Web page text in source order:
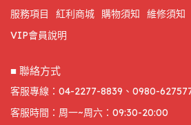
服務項目 紅利商城 購物須知 維修須知
VIP會員說明
■ 聯絡方式
客服專線：04-2277-8839、0980-
客服時間：周一~周六：09:30-20:00